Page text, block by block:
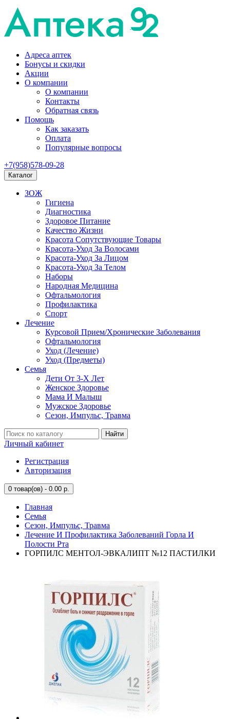
Адреса аптек
Бонусы и скидки
Акции
О компании
О компании
Контакты
Обратная связь
Помощь
Как заказать
Оплата
Популярные вопросы
+7(958)578-09-28
Каталог
ЗОЖ
Гигиена
Диагностика
Здоровое Питание
Качество Жизни
Красота Сопутствующие Товары
Красота-Уход За Волосами
Красота-Уход За Лицом
Красота-Уход За Телом
Наборы
Народная Медицина
Офтальмология
Профилактика
Спорт
Лечение
Курсовой Прием/Хронические Заболевания
Офтальмология
Уход (Лечение)
Уход (Предметы)
Семья
Дети От 3-Х Лет
Женское Здоровье
Мама И Малыш
Мужское Здоровье
Сезон, Импульс, Травма
Найти
Личный кабинет
Регистрация
Авторизация
0 товар(ов) - 0.00 р.
Главная
Семья
Сезон, Импульс, Травма
Лечение И Профилактика Заболеваний Горла И
Полости Рта
ГОРПИЛС МЕНТОЛ-ЭВКАЛИПТ №12 ПАСТИЛКИ